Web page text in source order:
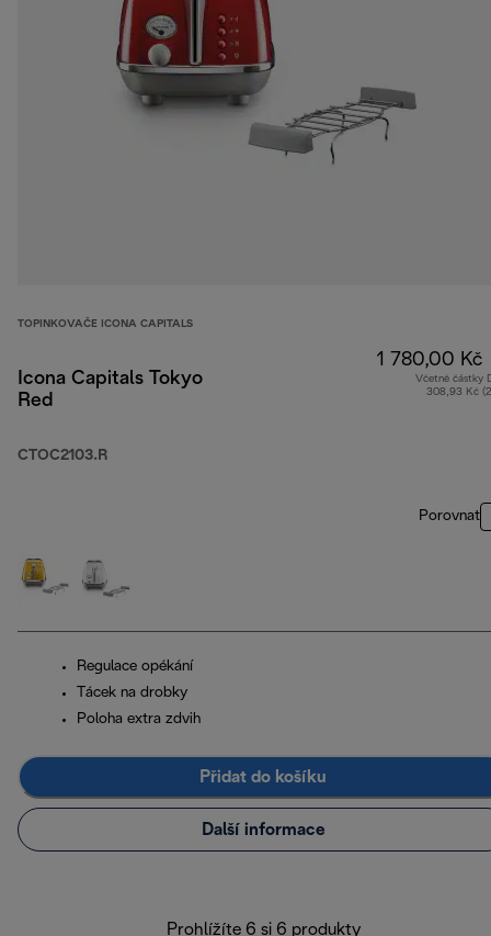
TOPINKOVAČE ICONA CAPITALS
Icona Capitals Tokyo
Red
CTOC2103.R
1 780,00 Kč
Včetně částky
308,93 Kč
Porovnat
Regulace opékání
Tácek na drobky
Poloha extra zdvih
Přidat do košíku
Další informace
Prohlížíte 6 si 6 produkty